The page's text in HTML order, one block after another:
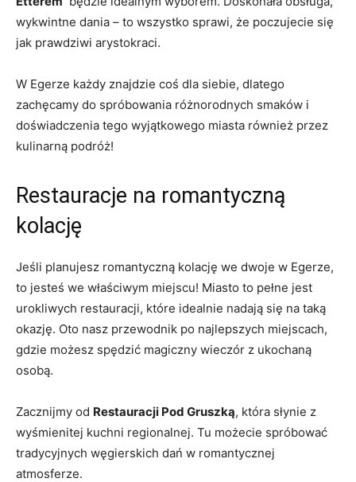
wykwintne‌ dania –‍ to⁢ wszystko sprawi, że poczujecie się
jak prawdziwi arystokraci.
W Egerze⁣ każdy ⁣znajdzie coś dla siebie, dlatego⁢
zachęcamy do ‌spróbowania różnorodnych⁢ smaków i
doświadczenia⁣ tego wyjątkowego miasta również przez⁣
kulinarną‍ podróż!
Restauracje na romantyczną
kolację
Jeśli planujesz romantyczną kolację we‌ dwoje⁢ w Egerze,
to jesteś we właściwym‌ miejscu! Miasto⁢ to pełne jest
⁢urokliwych restauracji, które‌ idealnie nadają się​ na taką
okazję. Oto nasz przewodnik po najlepszych ‍miejscach,
gdzie możesz spędzić magiczny wieczór ⁣z ukochaną
osobą.
Zacznijmy od Restauracji Pod ‌Gruszką, która słynie z
wyśmienitej kuchni ‍regionalnej. ​Tu możecie⁤ spróbować
tradycyjnych węgierskich dań w romantycznej
atmosferze.